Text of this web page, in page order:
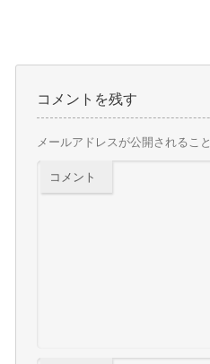
コメントを残す
メールアドレスが公開されるこ
コメント